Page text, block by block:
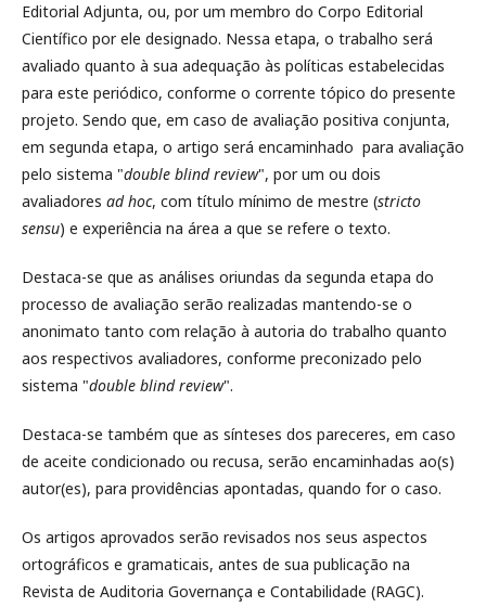
Editorial Adjunta, ou, por um membro do Corpo Editorial
Científico por ele designado. Nessa etapa, o trabalho será
avaliado quanto à sua adequação às políticas estabelecidas
para este periódico, conforme o corrente tópico do presente
projeto. Sendo que, em caso de avaliação positiva conjunta,
em segunda etapa, o artigo será encaminhado para avaliação
pelo sistema "double blind review", por um ou dois
avaliadores ad hoc, com título mínimo de mestre (stricto
sensu) e experiência na área a que se refere o texto.
Destaca-se que as análises oriundas da segunda etapa do
processo de avaliação serão realizadas mantendo-se o
anonimato tanto com relação à autoria do trabalho quanto
aos respectivos avaliadores, conforme preconizado pelo
sistema "double blind review".
Destaca-se também que as sínteses dos pareceres, em caso
de aceite condicionado ou recusa, serão encaminhadas ao(s)
autor(es), para providências apontadas, quando for o caso.
Os artigos aprovados serão revisados nos seus aspectos
ortográficos e gramaticais, antes de sua publicação na
Revista de Auditoria Governança e Contabilidade (RAGC).